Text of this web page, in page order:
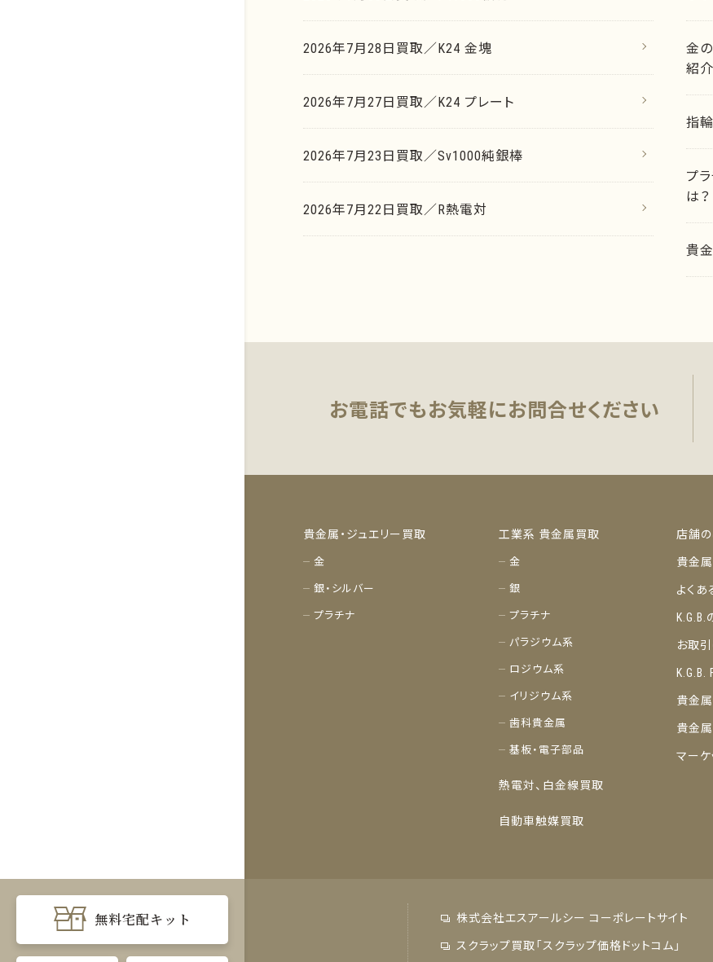
無料宅配キット
2026年7月28日買取／K24 金塊
2026年7月27日買取／K24 プレート
2026年7月23日買取／Sv1000純銀棒
2026年7月22日買取／R熱電対
金
紹
指
プ
は？
貴
お電話でもお気軽にお問合せください
貴金属・ジュエリー買取
金
銀・シルバー
プラチナ
工業系 貴金属買取
金
銀
プラチナ
パラジウム系
ロジウム系
イリジウム系
歯科貴金属
基板・電子部品
熱電対、白金線買取
自動車触媒買取
店舗
貴金
よく
K.G.B.
お取
K.G.B.
貴金
貴金
マーケ
株式会社エスアールシー コーポレートサイト
スクラップ買取「スクラップ価格ドットコム」